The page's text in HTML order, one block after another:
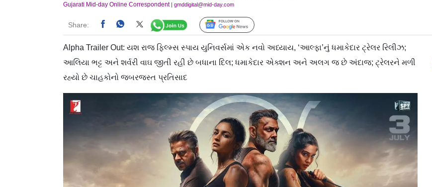
Gujarati Mid-day Online Correspondent| gmddigital@mid-day.com
Share: Follow Us
Alpha Trailer Out: યશ રાજ ફિલ્મ્સ સ્પાય યુનિવર્સમાં એક નવો અધ્યાય, ‘આલ્ફા’નું ધમાકેદાર ટ્રેલર રિલીઝ;
આલિયા ભટ્ટ અને શર્વરી વાઘ જીતી રહી છે બધાના દિલ; ધમાકેદાર એક્શન અને અલગ જ છે અંદાજ; ટ્રેલરને મળી
રહ્યો છે ચાહકોનો જબરજસ્ત પ્રતિસાદ